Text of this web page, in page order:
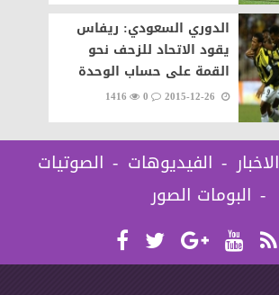
الدوري السعودي: ريفاس
يقود الاتحاد للزحف نحو
القمة على حساب الوحدة
0
1416
الاخبار الفيديوهات
الصوتيات
البومات الصور